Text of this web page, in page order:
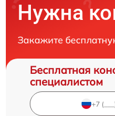
Нужна
Закажите
Бесплатная
специалистом